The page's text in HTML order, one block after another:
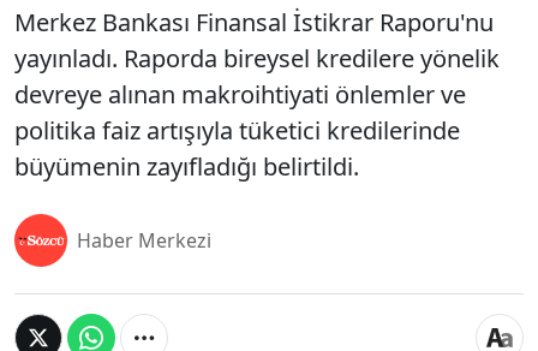
Merkez Bankası Finansal İstikrar Raporu'nu
yayınladı. Raporda bireysel kredilere yönelik
devreye alınan makroihtiyati önlemler ve
politika faiz artışıyla tüketici kredilerinde
büyümenin zayıfladığı belirtildi.
Haber Merkezi